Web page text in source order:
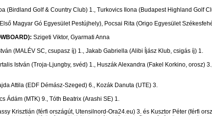
(Birdland Golf & Country Club) 1., Turkovics Ilona (Budapest Highland Golf
Magyar Gó Egyesület Pestújhely), Pocsai Rita (Origo Egyesület
Szigeti Viktor, Gyarmati Anna
(MALÉV SC, csupasz íj) 1., Jakab Gabriella (Alibi Íjász Klub, csigás íj) 1.
István (Troja-Ljungby, svéd) 1., Huszák Alexandra (Fakel Korkino, orosz)
Attila (EDF Démász-Szeged) 6., Kozák Danuta (UTE) 3.
Ádám (MTK) 9., Tóth Beatrix (Arashi SE) 1.
Krisztián (férfi országút, Utensilnord-Ora24.eu) 3. és Kusztor Péter (férfi